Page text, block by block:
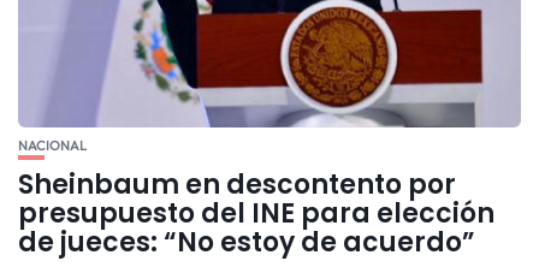
NACIONAL
Sheinbaum en descontento por
presupuesto del INE para elección
de jueces: “No estoy de acuerdo”